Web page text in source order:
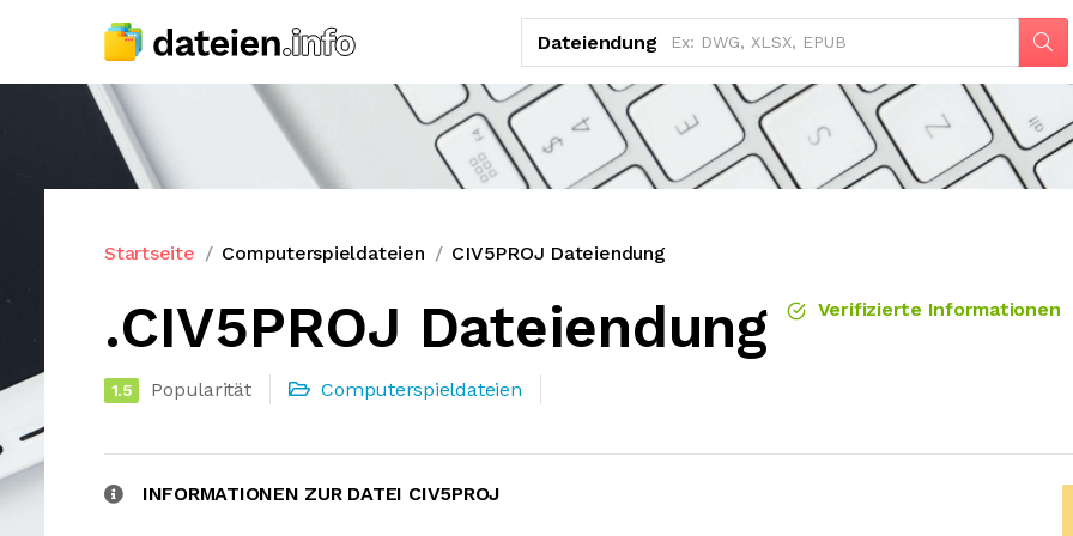
Dateiendung
Startseite Computerspieldateien CIV5PROJ Dateiendung
.CIV5PROJ Dateiendung Verifizierte Informationen
1.5 Popularität Computerspieldateien
INFORMATIONEN ZUR DATEI CIV5PROJ